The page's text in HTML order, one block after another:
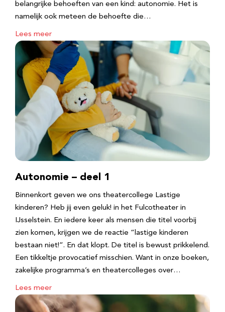
belangrijke behoeften van een kind: autonomie. Het is
namelijk ook meteen de behoefte die…
Lees meer
Autonomie – deel 1
Binnenkort geven we ons theatercollege Lastige
kinderen? Heb jij even geluk! in het Fulcotheater in
IJsselstein. En iedere keer als mensen die titel voorbij
zien komen, krijgen we de reactie “lastige kinderen
bestaan niet!”. En dat klopt. De titel is bewust prikkelend.
Een tikkeltje provocatief misschien. Want in onze boeken,
zakelijke programma’s en theatercolleges over…
Lees meer